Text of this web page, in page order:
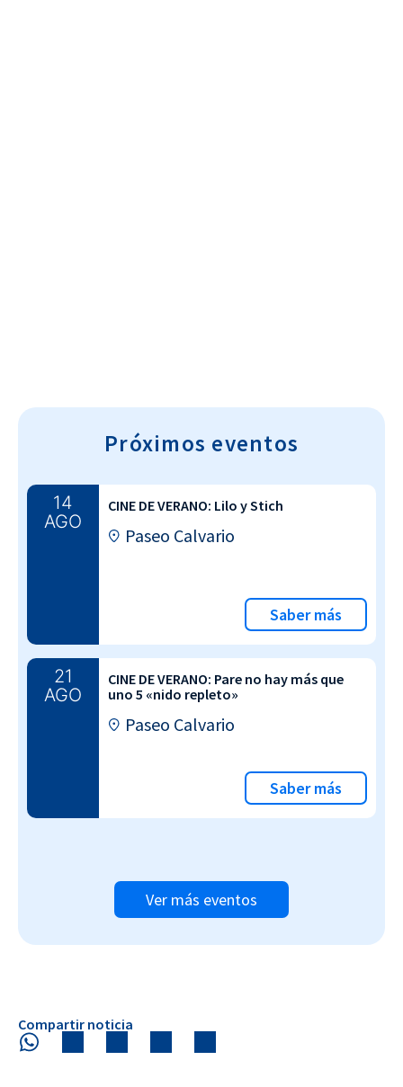
Próximos eventos
14
AGO
CINE DE VERANO: Lilo y Stich
Paseo Calvario
Saber más
21
AGO
CINE DE VERANO: Pare no hay más que
uno 5 «nido repleto»
Paseo Calvario
Saber más
Ver más eventos
Compartir noticia